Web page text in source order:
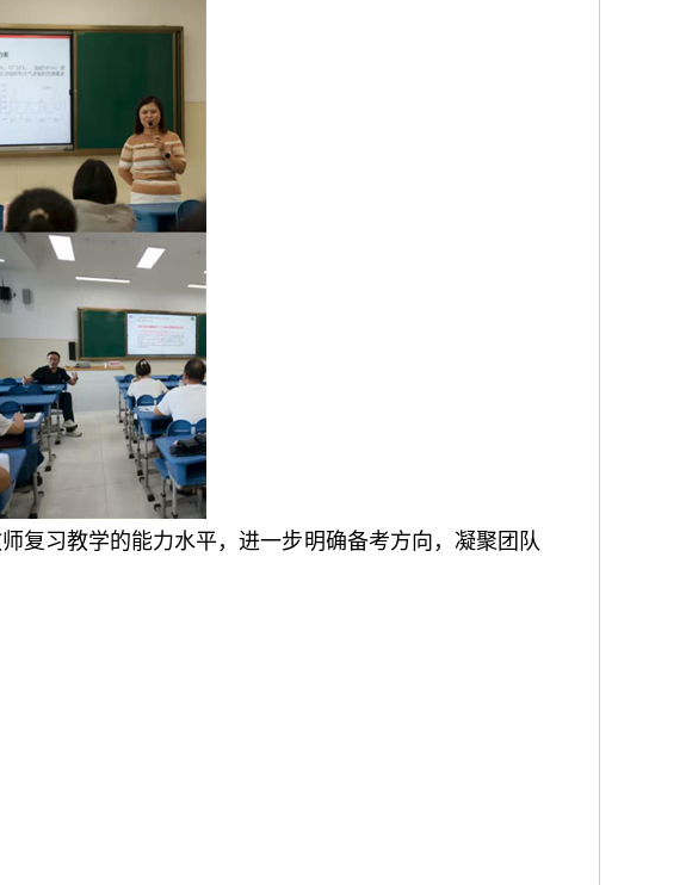
复习教学的能力水平，进一步明确备考方向，凝聚团队